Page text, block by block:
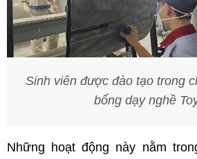
Sinh viên được đào tạo trong
bổng dạy nghề
Những hoạt động này nằm